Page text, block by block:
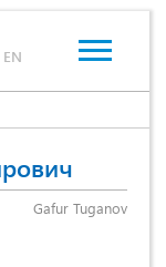
EN
Gafur Tuganov